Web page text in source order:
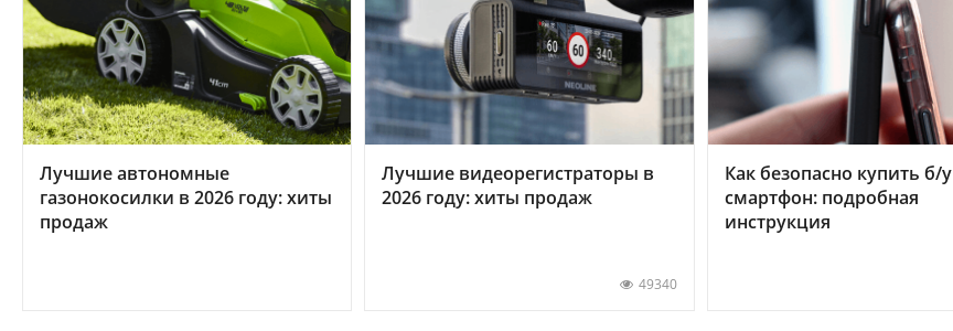
Лучшие автономные
газонокосилки в 2026 году: хиты
продаж
Лучшие видеорегистраторы в
2026 году: хиты продаж
49340
Как безопасно купить б/у
смартфон: подробная
инструкция